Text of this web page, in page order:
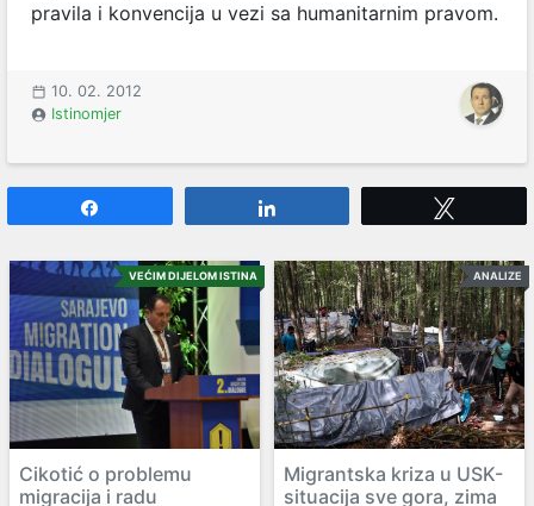
pravila i konvencija u vezi sa humanitarnim pravom.
10. 02. 2012
Istinomjer
VEĆIM DIJELOM ISTINA
Cikotić o problemu
migracija i radu
ANALIZE
Migrantska kriza u USK-
situacija sve gora, zima